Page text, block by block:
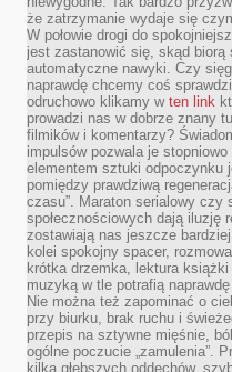
że zatrzymanie wydaje się
W połowie drogi do
jest zastanowić się, skąd biorą
automatyczne nawyki. Czy
naprawdę chcemy coś
odruchowo klikamy w ten link
prowadzi nas w dobrze znany
filmików i komentarzy?
impulsów pozwala je
elementem sztuki odpoczynku
pomiędzy prawdziwą
czasu”. Maraton serialowy czy
społecznościowych dają iluzję
zostawiają nas jeszcze
kolei spokojny spacer,
krótka drzemka, lektura
muzyką w tle potrafią naprawdę
Nie można też zapominać o
przy biurku, brak ruchu i
przepis na sztywne mięśnie,
ogólne poczucie „zamulenia”.
kilka głębszych oddechów,